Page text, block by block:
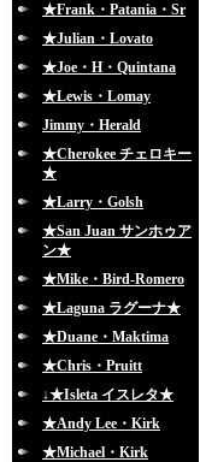
★Frank・Patania・Sr
★Julian・Lovato
★Joe・H・Quintana
★Lewis・Lomay
Jimmy・Herald
★Cherokee チェロキー
★
★Larry・Golsh
★San Juan サンホゥア
ン★
★Mike・Bird-Romero
★Laguna ラグーナ★
★Duane・Maktima
★Chris・Pruitt
↓★Isleta イスレタ★
★Andy Lee・Kirk
★Michael・Kirk